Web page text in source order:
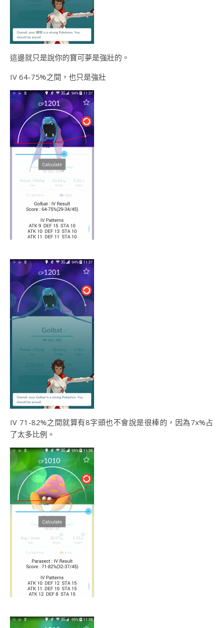
這邊就只是說你的寶可夢是強壯的。
IV 64-75%之間，也只是強壯
IV 71-82%之間就算有8字頭也不會說是很棒的，因為7x%占
了太多比例。